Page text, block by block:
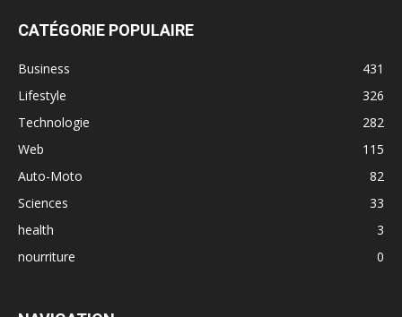
CATÉGORIE POPULAIRE
Business
431
Lifestyle
326
Technologie
282
Web
115
Auto-Moto
82
Sciences
33
health
3
nourriture
0